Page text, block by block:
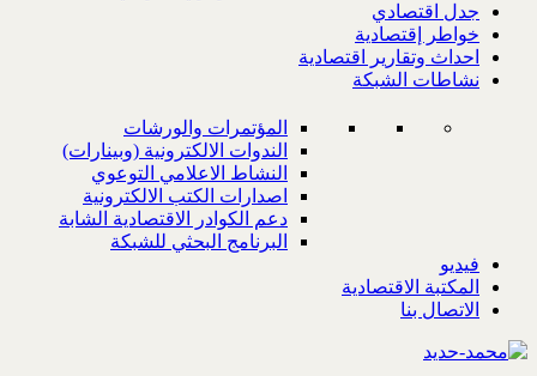
جدل اقتصادي
خواطر إقتصادية
احداث وتقارير اقتصادية
نشاطات الشبكة
المؤتمرات والورشات
الندوات الالكترونية (وبينارات)
النشاط الاعلامي التوعوي
اصدارات الكتب الالكترونية
دعم الكوادر الاقتصادية الشابة
البرنامج البحثي للشبكة
فيديو
المكتبة الاقتصادية
الاتصال بنا